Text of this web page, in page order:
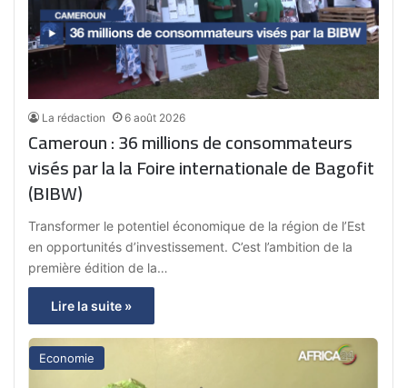
La rédaction 6 août 2026
Cameroun : 36 millions de consommateurs
visés par la la Foire internationale de Bagofit
(BIBW)
Transformer le potentiel économique de la région de l’Est
en opportunités d’investissement. C’est l’ambition de la
première édition de la…
Lire la suite »
Economie